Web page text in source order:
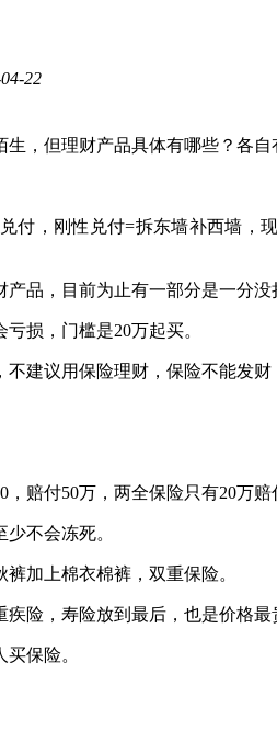
22
生，但理财产品具体有哪些？各
，刚性兑付=拆东墙补西墙，
，目前为止有一部分是一分没
损，门槛是20万起买。
议用保险理财，保险不能发财
赔付50万，两全保险只有20万赔
不会冻死。
加上棉衣棉裤，双重保险。
险，寿险放到最后，也是价格最
保险。